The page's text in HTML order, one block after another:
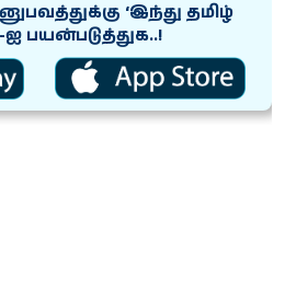
‘இந்து தமிழ்
ஐ பயன்படுத்துக..!